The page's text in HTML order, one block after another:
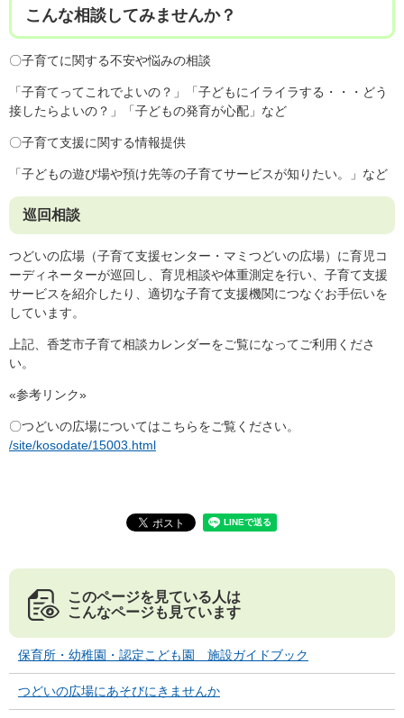
こんな相談してみませんか？
〇子育てに関する不安や悩みの相談
「子育てってこれでよいの？」「子どもにイライラする・・・どう
接したらよいの？」「子どもの発育が心配」など
〇子育て支援に関する情報提供
「子どもの遊び場や預け先等の子育てサービスが知りたい。」など
巡回相談
つどいの広場（子育て支援センター・マミつどいの広場）に育児コ
ーディネーターが巡回し、育児相談や体重測定を行い、子育て支援
サービスを紹介したり、適切な子育て支援機関につなぐお手伝いを
しています。
上記、香芝市子育て相談カレンダーをご覧になってご利用くださ
い。
«参考リンク»
〇つどいの広場についてはこちらをご覧ください。
/site/kosodate/15003.html
このページを見ている人は
こんなページも見ています
保育所・幼稚園・認定こども園 施設ガイドブック
つどいの広場にあそびにきませんか